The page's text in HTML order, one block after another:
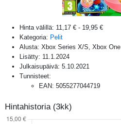
Hinta välillä: 11,17 € - 19,95 €
Kategoria: Pelit
Alusta: Xbox Series X/S, Xbox One
Lisätty: 11.1.2024
Julkaisupäivä: 5.10.2021
Tunnisteet:
EAN: 5055277044719
Hintahistoria (3kk)